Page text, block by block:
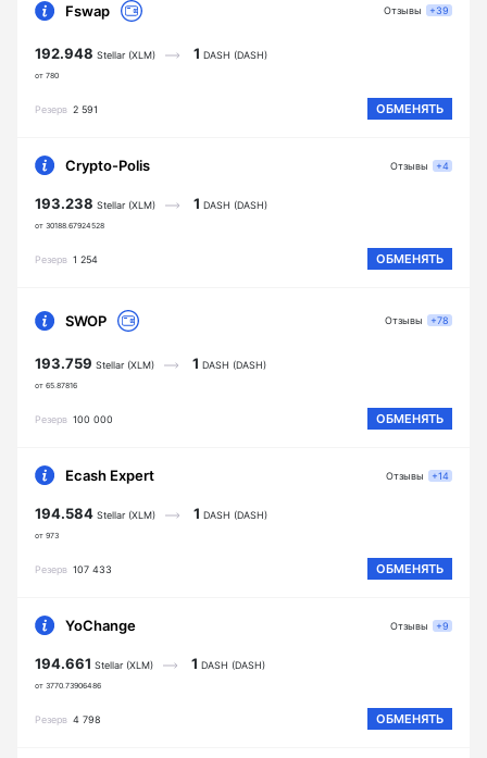
Fswap
192.948 Stellar (XLM)
от 780
1 DASH (DASH)
Резерв 2 591 ОБМЕНЯТЬ
Отзывы +39
Crypto-Polis
193.238 Stellar (XLM)
от 30188.67924528
1 DASH (DASH)
Резерв 1 254 ОБМЕНЯТЬ
Отзывы +4
SWOP
193.759 Stellar (XLM)
от 65.87816
1 DASH (DASH)
Резерв 100 000 ОБМЕНЯТЬ
Отзывы +78
Ecash Expert
194.584 Stellar (XLM)
от 973
1 DASH (DASH)
Резерв 107 433 ОБМЕНЯТЬ
Отзывы +14
YoChange
194.661 Stellar (XLM)
от 3770.73906486
1 DASH (DASH)
Резерв 4 798 ОБМЕНЯТЬ
Отзывы +9